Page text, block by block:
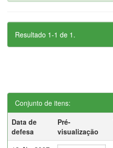
Resultado 1-1 de 1.
Conjunto de itens:
Data de
defesa
Pré-
visualização